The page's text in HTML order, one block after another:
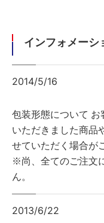
インフォメーシ
2014/5/16
包装形態について お
いただきました商品
せていただく場合が
※尚、全てのご注文
ん。
2013/6/22